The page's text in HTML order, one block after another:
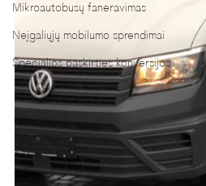
Mikroautobusų faneravimas
Neįgaliųjų mobilumo sprendimai
Specialios paskirties konversijos